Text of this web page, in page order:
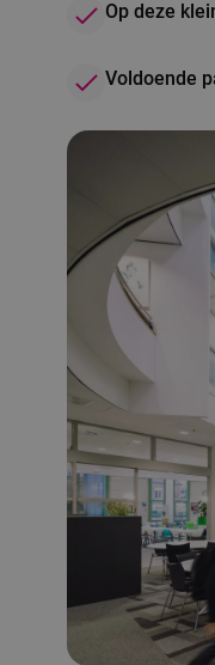
Op deze
Voldoende